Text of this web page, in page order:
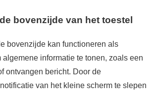
bovenzijde van het toestel
bovenzijde kan functioneren als
algemene informatie te tonen, zoals een
ontvangen bericht. Door de
van het kleine scherm te slepen